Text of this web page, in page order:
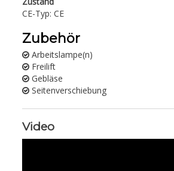
CE-Typ: CE
Zubehör
Arbeitslampe(n)
Freilift
Gebläse
Seitenverschiebung
Video